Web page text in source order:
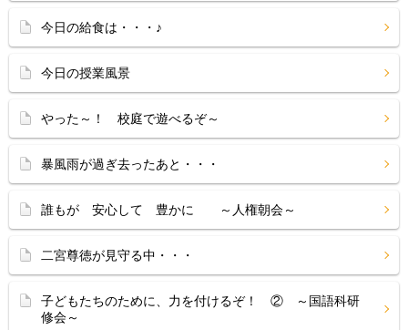
今日の給食は・・・♪
今日の授業風景
やった～！ 校庭で遊べるぞ～
暴風雨が過ぎ去ったあと・・・
誰もが 安心して 豊かに ～人権朝会～
二宮尊徳が見守る中・・・
子どもたちのために、力を付けるぞ！ ② ～国語科研
修会～